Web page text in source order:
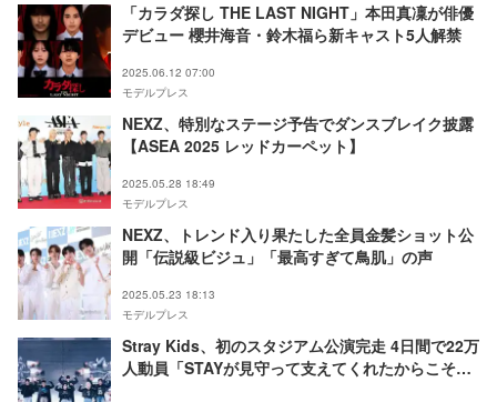
「カラダ探し THE LAST NIGHT」本田真凜が俳優
デビュー 櫻井海音・鈴木福ら新キャスト5人解禁
2025.06.12 07:00
モデルプレス
NEXZ、特別なステージ予告でダンスブレイク披露
【ASEA 2025 レッドカーペット】
2025.05.28 18:49
モデルプレス
NEXZ、トレンド入り果たした全員金髪ショット公
開「伝説級ビジュ」「最高すぎて鳥肌」の声
2025.05.23 18:13
モデルプレス
Stray Kids、初のスタジアム公演完走 4日間で22万
人動員「STAYが見守って支えてくれたからこそ実